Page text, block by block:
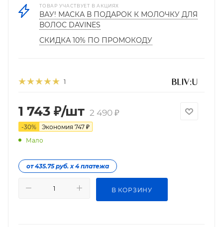
ТОВАР УЧАСТВУЕТ В АКЦИЯХ
ВАУ! МАСКА В ПОДАРОК К МОЛОЧКУ ДЛЯ
ВОЛОС DAVINES
СКИДКА 10% ПО ПРОМОКОДУ
1
1 743 ₽/шт 2 490₽
-30% Экономия 747 ₽
Мало
от 435.75 руб. х 4 платежа
В КОРЗИНУ